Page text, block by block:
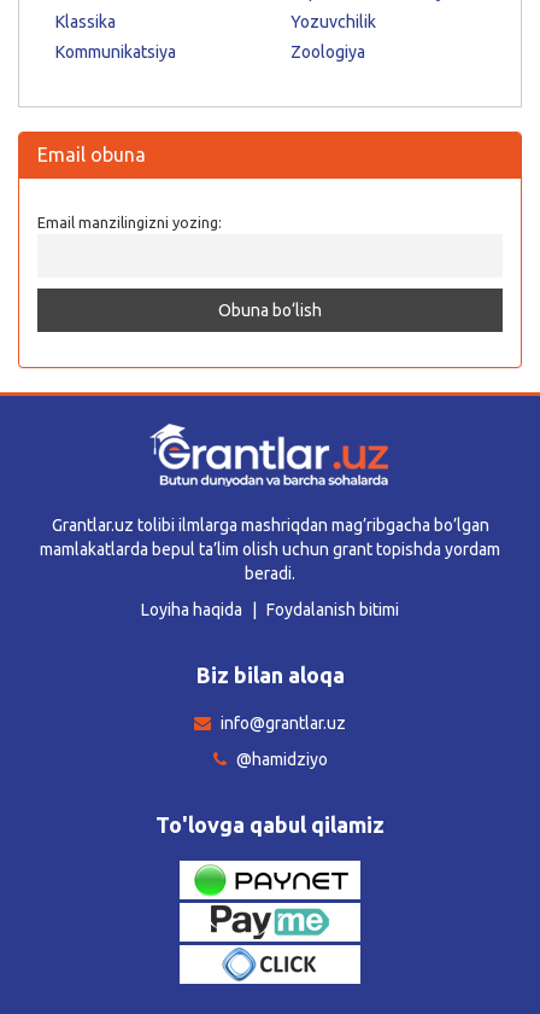
Klassika
Kommunikatsiya
Yozuvchilik
Zoologiya
Email obuna
Email manzilingizni yozing:
Grantlar.uz tolibi ilmlarga mashriqdan mag’ribgacha bo’lgan
mamlakatlarda bepul ta’lim olish uchun grant topishda yordam
beradi.
Loyiha haqida
Foydalanish bitimi
Biz bilan aloqa
info@grantlar.uz
@hamidziyo
To'lovga qabul qilamiz